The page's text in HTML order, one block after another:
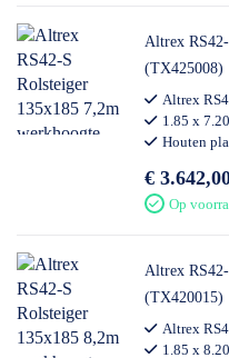
Altrex
(TX425008)
Altrex
1.85 x
Houten
€
Op
Altrex
(TX420015)
Altrex
1.85 x